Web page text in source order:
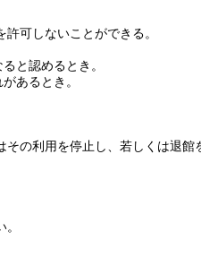
可しないことができる。
と認めるとき。
あるとき。
の利用を停止し、若しくは退館